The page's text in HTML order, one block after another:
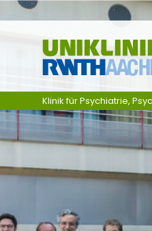
Zum Inhalt springen
Klinik für Psychiatrie,